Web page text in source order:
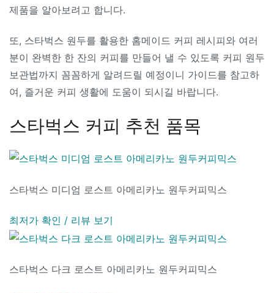
제품을 알아보려고 합니다.
또, 스타벅스 원두를 활용한 홈메이드 커피 레시피와 여러
분이 완벽한 한 잔의 커피를 만들어 낼 수 있도록 커피 원두
보관법까지 꼼꼼하게 알려드릴 예정이니 가이드를 참고하
여, 즐거운 커피 생활에 도움이 되시길 바랍니다.
스타벅스 커피 추천 품목
스타벅스 미디엄 로스트 아메리카노 원두커피믹스
최저가 확인 / 리뷰 보기
스타벅스 다크 로스트 아메리카노 원두커피믹스